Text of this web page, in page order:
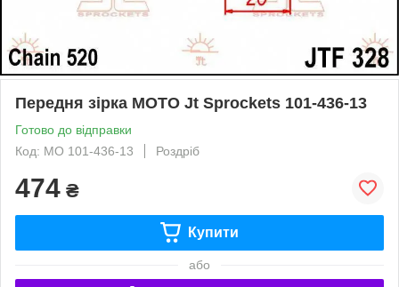
Передня зірка MOTO Jt Sprockets 101-436-13
Готово до відправки
Код: MO 101-436-13
Роздріб
474 ₴
Купити
або